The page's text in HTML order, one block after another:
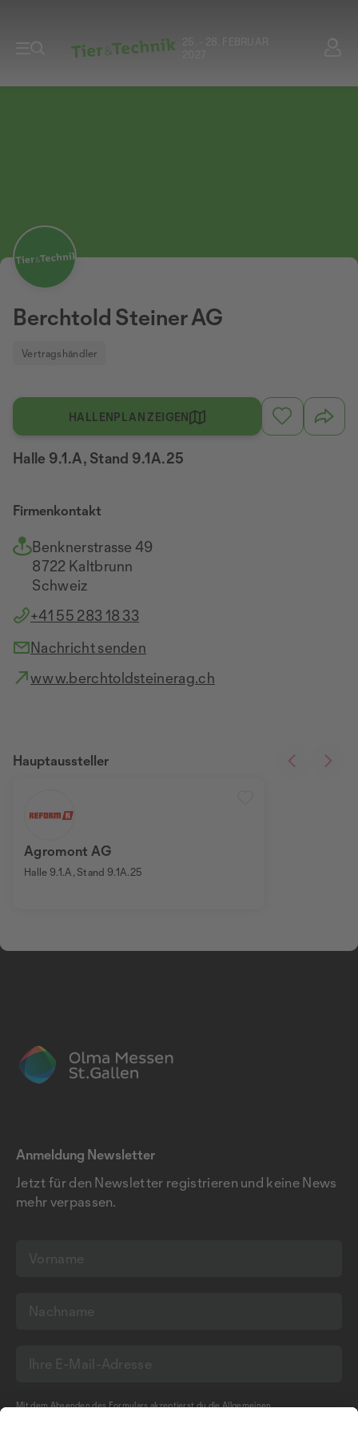
25. - 28. FEBRUAR
Berchtold Steiner AG
Vertragshändler
HALLENPLAN ZEIGEN
Halle 9.1.A, Stand 9.1A.25
Firmenkontakt
Benknerstrasse 49
8722 Kaltbrunn
Schweiz
+41 55 283 18 33
Nachricht senden
www.berchtoldsteinerag.ch
Agromont AG
Halle 9.1.A, Stand 9.1A.25
Hauptaussteller
Anmeldung Newsletter
Jetzt für den Newsletter registrieren und keine News
mehr verpassen.
Mit dem Absenden des Formulars akzeptierst du dieAllgemeinen